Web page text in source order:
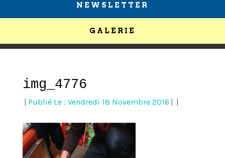
NEWSLETTER
GALERIE
img_4776
Publié Le : Vendredi 18 Novembre 2016